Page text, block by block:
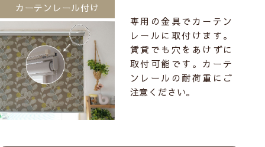
カーテンレール付け
専用の金具でカーテン
レールに取付けます。
賃貸でも穴をあけずに
取付可能です。カーテ
ンレールの耐荷重にご
注意ください。